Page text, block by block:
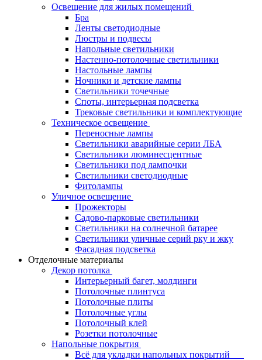
Освещение для жилых помещений
Бра
Ленты светодиодные
Люстры и подвесы
Напольные светильники
Настенно-потолочные светильники
Настольные лампы
Ночники и детские лампы
Светильники точечные
Споты, интерьерная подсветка
Трековые светильники и комплектующие
Техническое освещение
Переносные лампы
Светильники аварийные серии ЛБА
Светильники люминесцентные
Светильники под лампочки
Светильники светодиодные
Фитолампы
Уличное освещение
Прожекторы
Садово-парковые светильники
Светильники на солнечной батарее
Светильники уличные серий рку и жку
Фасадная подсветка
Отделочные материалы
Декор потолка
Интерьерный багет, молдинги
Потолочные плинтуса
Потолочные плиты
Потолочные углы
Потолочный клей
Розетки потолочные
Напольные покрытия
Всё для укладки напольных покрытий